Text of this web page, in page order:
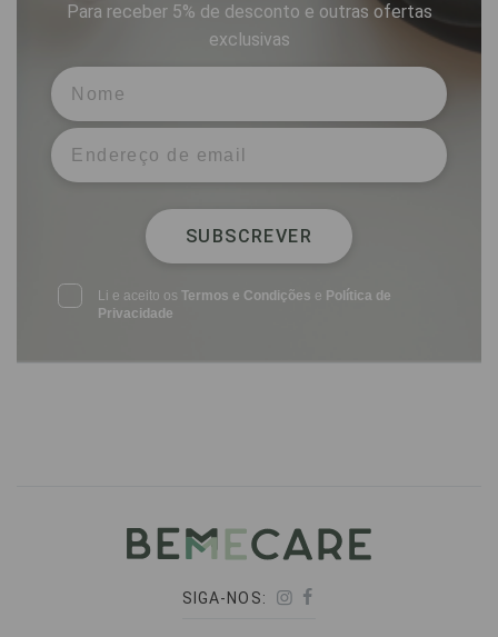
Para receber 5% de desconto e outras ofertas
exclusivas
SUBSCREVER
Li e aceito osTermos e Condições e Política de
Privacidade
SIGA-NOS: